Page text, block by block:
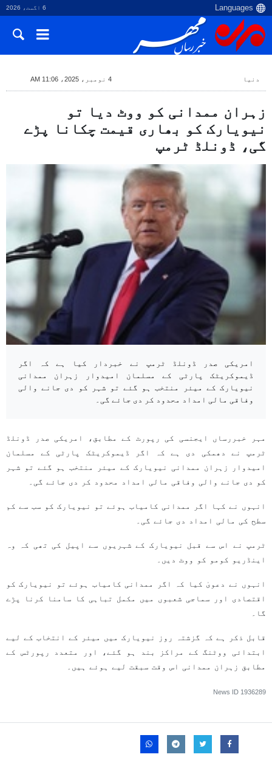
6 اگست، 2026
دنیا 4 نومبر، 2025، 11:06 AM
زہران ممدانی کو ووٹ دیا تو
نیویارک کو بھاری قیمت چکانا پڑے
گی، ڈونلڈ ٹرمپ
امریکی صدر ڈونلڈ ٹرمپ نے خبردار کیا ہے کہ اگر
ڈیموکریٹک پارٹی کے مسلمان امیدوار زہران ممدانی
نیویارک کے میئر منتخب ہو گئے تو شہر کو دی جانے والی
وفاقی مالی امداد محدود کر دی جائے گی۔
مہر خبررساں ایجنسی کی رپورٹ کے مطابق، امریکی صدر ڈونلڈ
ٹرمپ نے دھمکی دی ہے کہ اگر ڈیموکریٹک پارٹی کے مسلمان
امیدوار زہران ممدانی نیویارک کے میئر منتخب ہو گئے تو شہر
کو دی جانے والی وفاقی مالی امداد محدود کر دی جائے گی۔
انہوں نے کہا اگر ممدانی کامیاب ہوئے تو نیویارک کو سب سے کم
سطح کی مالی امداد دی جائے گی۔
ٹرمپ نے اس سے قبل نیویارک کے شہریوں سے اپیل کی تھی کہ وہ
اینڈریو کومو کو ووٹ دیں۔
انہوں نے دعویٰ کیا کہ اگر ممدانی کامیاب ہوئے تو نیویارک کو
اقتصادی اور سماجی شعبوں میں مکمل تباہی کا سامنا کرنا پڑے
گا۔
قابل ذکر ہے کہ گزشتہ روز نیویارک میں میئر کے انتخاب کے لیے
ابتدائی ووٹنگ کے مراکز بند ہو گئے، اور متعدد رپورٹس کے
مطابق زہران ممدانی اس وقت سبقت لیے ہوئے ہیں۔
News ID 1936289